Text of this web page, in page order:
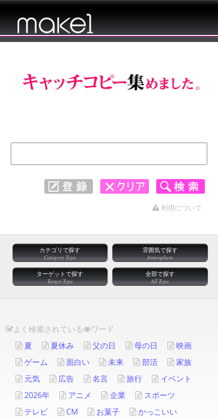
利用について
カテゴリで探す
Category Type
雰囲気で探す
Atmosphere
ターゲットで探す
Target Type
全部で探す
All Type
よく検索されている
ワード
夏
夏休み 父の日 母の日
映画
ゲーム
面白い 未来 部活
家族
元気
広告 名言 旅行
イベント
2026年
アニメ 企業
スポーツ
テレビ
CM お菓子
かっこいい